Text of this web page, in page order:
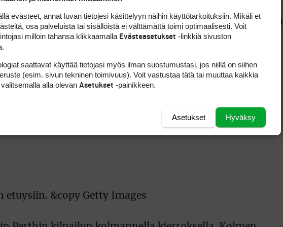
klubitalolla ollut
. Kolmikolle riiitti turnauksen palkintopotista jaettavaa
pelannut Bickerton putosi viidenneksi yhdessäRaphaël
Euroopan Tour jatkuu torstaina Balilla
Indonesia Open. Maailmanlistan 64 parhaan
aikaan Arizonassa kauden ensimmäistä WGC-
evästeet, annat luvan tietojesi käsittelyyn näihin käyttötarkoituksiin. Mikäli et
osa palveluista tai sisällöistä ei välttämättä toimi optimaalisesti. Voit
milloin tahansa klikkaamalla Evästeasetukset -linkkiä sivuston
saattavat käyttää tietojasi myös ilman suostumustasi, jos niillä on siihen
(esim. sivun tekninen toimivuus). Voit vastustaa tätä tai muuttaa kaikkia
alla olevan Asetukset -painikkeen.
Hyväksy
Asetukset